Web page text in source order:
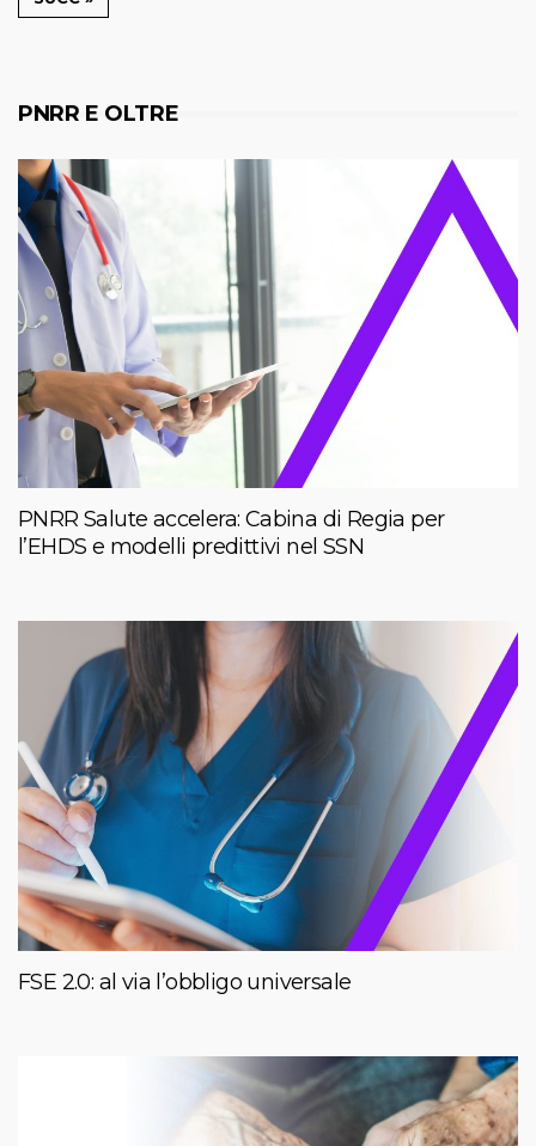
PNRR E OLTRE
PNRR Salute accelera: Cabina di Regia per
l’EHDS e modelli predittivi nel SSN
FSE 2.0: al via l’obbligo universale